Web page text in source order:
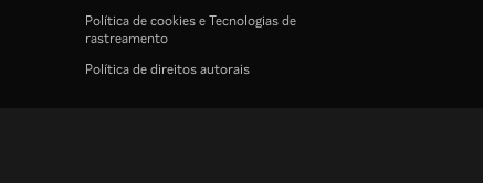
Política de cookies e Tecnologias de
rastreamento
Política de direitos autorais